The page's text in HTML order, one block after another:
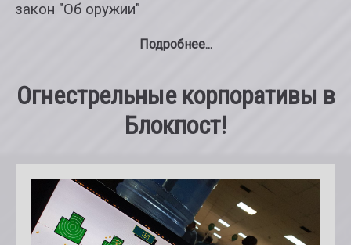
Корпоративные мероприятия и отдых
Подарочные сертификаты
Контакты
закон "Об оружии"
Подробнее...
Огнестрельные корпоративы в
Блокпост!